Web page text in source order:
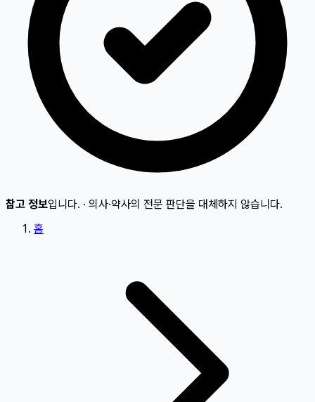
참고 정보입니다. · 의사·약사의 전문 판단을 대체하지 않습니다.
홈